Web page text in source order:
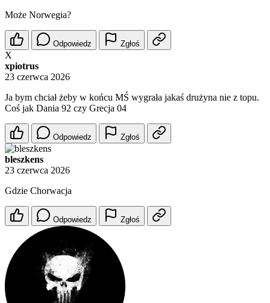
Może Norwegia?
Odpowiedz Zgłoś
X
xpiotrus
23 czerwca 2026
Ja bym chciał żeby w końcu MŚ wygrała jakaś drużyna nie z topu.
Coś jak Dania 92 czy Grecja 04
Odpowiedz Zgłoś
bleszkens
23 czerwca 2026
Gdzie Chorwacja
Odpowiedz Zgłoś